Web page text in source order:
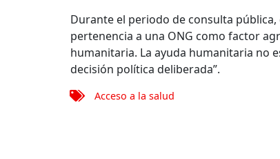
Durante el periodo de consulta
pertenencia a una ONG como factor
humanitaria. La ayuda humanitaria no
decisión política deliberada”.
Acceso a la salud